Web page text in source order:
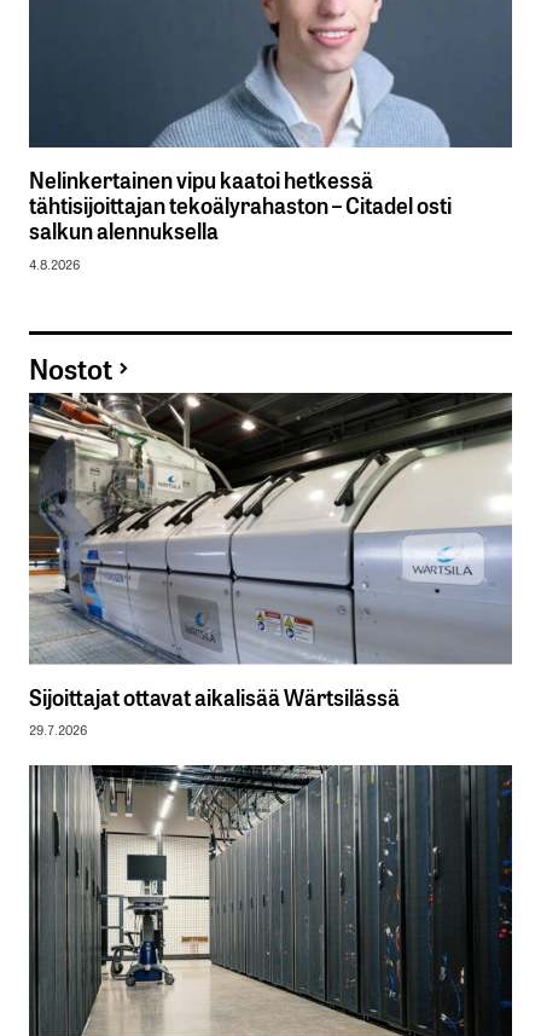
Nelinkertainen vipu kaatoi hetkessä
tähtisijoittajan tekoälyrahaston – Citadel osti
salkun alennuksella
4.8.2026
Nostot
Sijoittajat ottavat aikalisää Wärtsilässä
29.7.2026